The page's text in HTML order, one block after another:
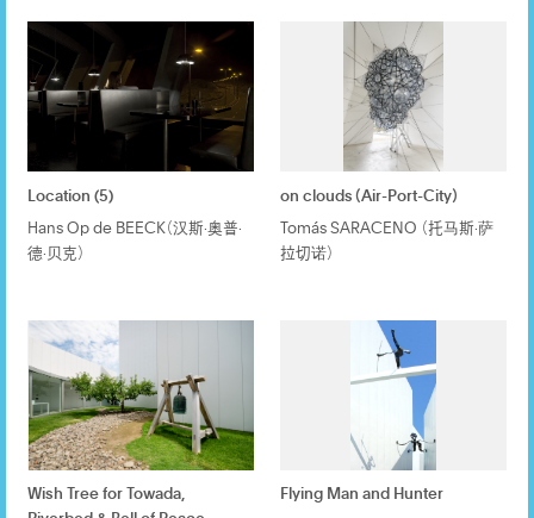
Location (5)
Hans Op de BEECK（汉斯·奥普·
德·贝克）
on clouds（Air-Port-City）
Tomás SARACENO （托马斯·萨
拉切诺）
Wish Tree for Towada,
Flying Man and Hunter